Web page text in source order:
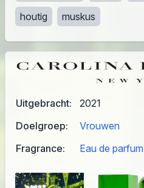
Uitgebracht:
2021
Doelgroep:
Vrouwen
Fragrance:
Eau de parfum
houtig
muskus